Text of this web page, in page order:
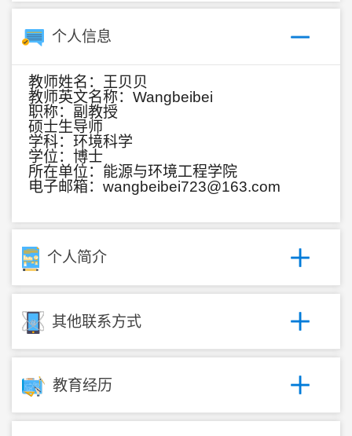
个人信息
教师姓名：王贝贝
教师英文名称：Wangbeibei
职称：副教授
硕士生导师
学科：环境科学
学位：博士
所在单位：能源与环境工程学院
电子邮箱： wangbeibei723@163.com
个人简介
其他联系方式
教育经历